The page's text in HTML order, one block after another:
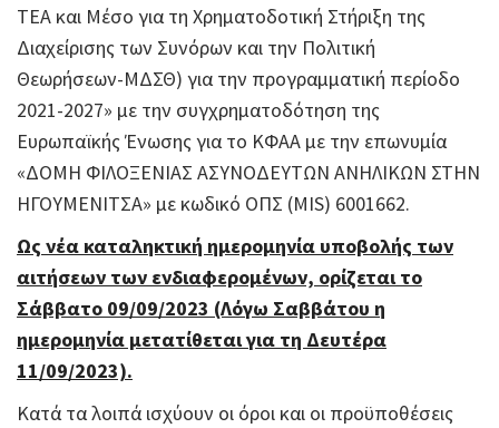
ΤΕΑ και Μέσο για τη Χρηματοδοτική Στήριξη της
Διαχείρισης των Συνόρων και την Πολιτική
Θεωρήσεων-ΜΔΣΘ) για την προγραμματική περίοδο
2021-2027» με την συγχρηματοδότηση της
Ευρωπαϊκής Ένωσης για το ΚΦΑΑ με την επωνυμία
«ΔΟΜΗ ΦΙΛΟΞΕΝΙΑΣ ΑΣΥΝΟΔΕΥΤΩΝ ΑΝΗΛΙΚΩΝ ΣΤΗΝ
ΗΓΟΥΜΕΝΙΤΣΑ» με κωδικό ΟΠΣ (MIS) 6001662.
Ως νέα καταληκτική ημερομηνία υποβολής των
αιτήσεων των ενδιαφερομένων, ορίζεται το
Σάββατο 09/09/2023 (Λόγω Σαββάτου η
ημερομηνία μετατίθεται για τη Δευτέρα
11/09/2023).
Κατά τα λοιπά ισχύουν οι όροι και οι προϋποθέσεις